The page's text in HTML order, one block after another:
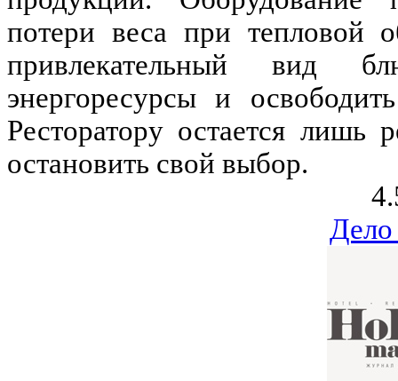
потери веса при тепловой
привлекательный вид
энергоресурсы и
Ресторатору остается
остановить свой выбор.
Дело